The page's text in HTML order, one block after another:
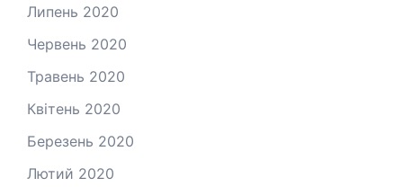
Липень 2020
Червень 2020
Травень 2020
Квітень 2020
Березень 2020
Лютий 2020